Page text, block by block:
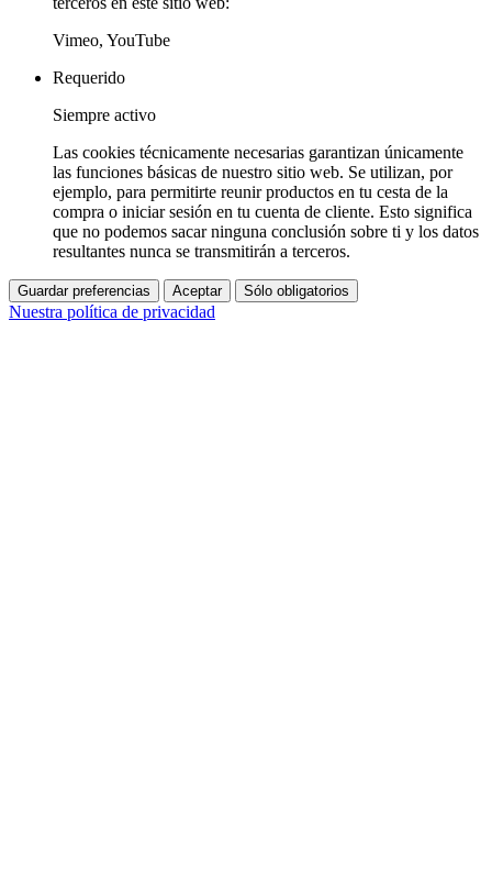
Vimeo, YouTube
Requerido
Siempre activo
Las cookies técnicamente necesarias garantizan únicamente
las funciones básicas de nuestro sitio web. Se utilizan, por
ejemplo, para permitirte reunir productos en tu cesta de la
compra o iniciar sesión en tu cuenta de cliente. Esto significa
que no podemos sacar ninguna conclusión sobre ti y los datos
resultantes nunca se transmitirán a terceros.
Guardar preferencias Aceptar Sólo obligatorios
Nuestra política de privacidad